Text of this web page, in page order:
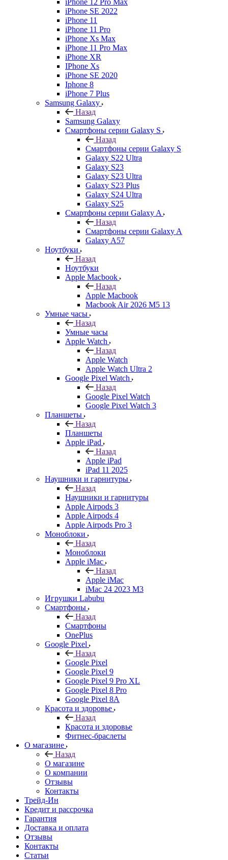
iPhone 12 Pro Max
iPhone SE 2022
iPhone 11
iPhone 11 Pro
iPhone Xs Max
iPhone 11 Pro Max
iPhone XR
IPhone Xs
iPhone SE 2020
Iphone 8
iPhone 7 Plus
Samsung Galaxy
Назад
Samsung Galaxy
Смартфоны серии Galaxy S
Назад
Смартфоны серии Galaxy S
Galaxy S22 Ultra
Galaxy S23
Galaxy S23 Ultra
Galaxy S23 Plus
Galaxy S24 Ultra
Galaxy S25
Смартфоны серии Galaxy A
Назад
Смартфоны серии Galaxy A
Galaxy A57
Ноутбуки
Назад
Ноутбуки
Apple Macbook
Назад
Apple Macbook
Macbook Air 2026 M5 13
Умные часы
Назад
Умные часы
Apple Watch
Назад
Apple Watch
Apple Watch Ultra 2
Google Pixel Watch
Назад
Google Pixel Watch
Google Pixel Watch 3
Планшеты
Назад
Планшеты
Apple iPad
Назад
Apple iPad
iPad 11 2025
Наушники и гарнитуры
Назад
Наушники и гарнитуры
Apple Airpods 3
Apple Airpods 4
Apple Airpods Pro 3
Моноблоки
Назад
Моноблоки
Apple iMac
Назад
Apple iMac
iMac 24 2023 M3
Игрушки Labubu
Смартфоны
Назад
Смартфоны
OnePlus
Google Pixel
Назад
Google Pixel
Google Pixel 9
Google Pixel 9 Pro XL
Google Pixel 8 Pro
Google Pixel 8A
Красота и здоровье
Назад
Красота и здоровье
Фитнес-браслеты
О магазине
Назад
О магазине
О компании
Отзывы
Контакты
Трейд-Ин
Кредит и рассрочка
Гарантия
Доставка и оплата
Отзывы
Контакты
Статьи